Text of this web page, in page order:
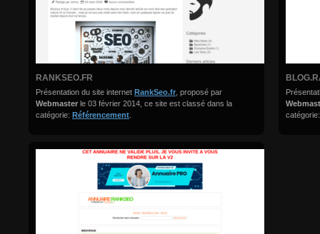
RANKSEO.FR
Présentation du site internet RankSeo.fr , proposé par
Webmaster le 03 février 2014, ce site est classé dans la
catégorie: Référencement